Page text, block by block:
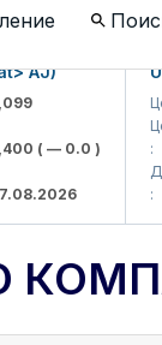
( — 0.0 )
Цена